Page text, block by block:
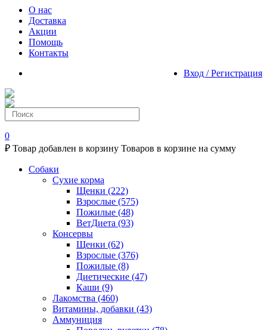
О нас
Доставка
Акции
Помощь
Контакты
Вход / Регистрация
0
₽ Товар добавлен в корзину Товаров в корзине на сумму
Собаки
Сухие корма
Щенки (222)
Взрослые (575)
Пожилые (48)
ВетДиета (93)
Консервы
Щенки (62)
Взрослые (376)
Пожилые (8)
Диетические (47)
Каши (9)
Лакомства (460)
Витамины, добавки (43)
Аммуниция